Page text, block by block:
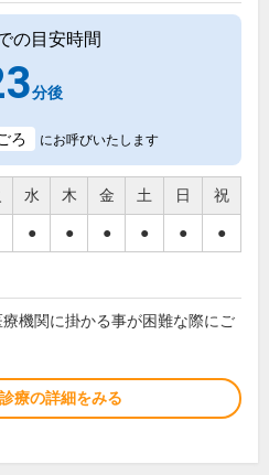
の目安時間
分後
ろ にお呼びいたします
水 木 金 土 日 祝
● ● ● ● ● ●
機関に掛かる事が困難な際にご
療の詳細をみる